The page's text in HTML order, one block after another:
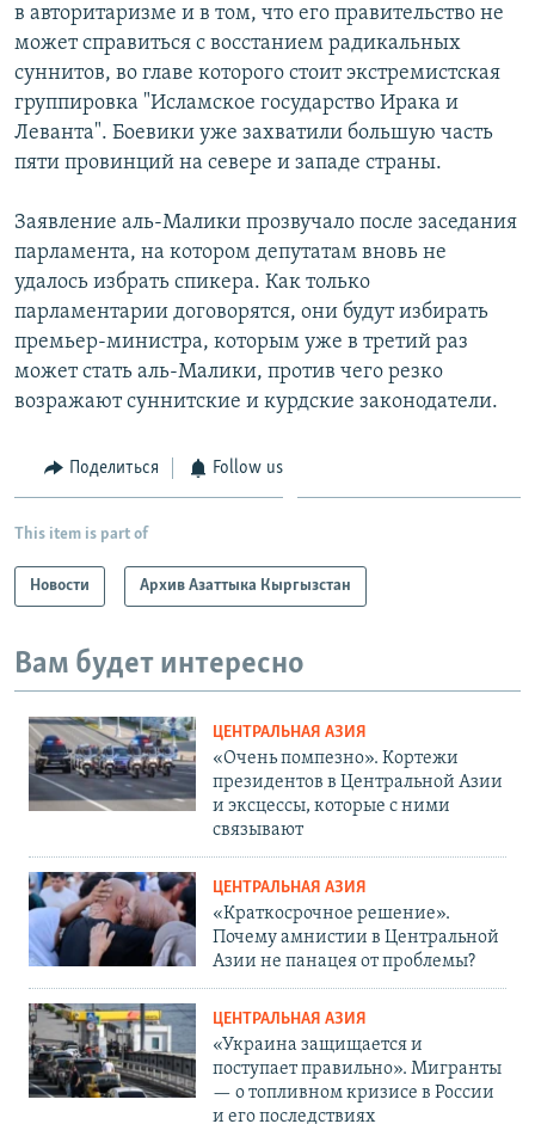
в авторитаризме и в том, что его правительство не
может справиться с восстанием радикальных
суннитов, во главе которого стоит экстремистская
группировка "Исламское государство Ирака и
Леванта". Боевики уже захватили большую часть
пяти провинций на севере и западе страны.
Заявление аль-Малики прозвучало после заседания
парламента, на котором депутатам вновь не
удалось избрать спикера. Как только
парламентарии договорятся, они будут избирать
премьер-министра, которым уже в третий раз
может стать аль-Малики, против чего резко
возражают суннитские и курдские законодатели.
Поделиться Follow us
This item is part of
Новости Архив Азаттыка Кыргызстан
Вам будет интересно
ЦЕНТРАЛЬНАЯ АЗИЯ
«Очень помпезно». Кортежи
президентов в Центральной Азии
и эксцессы, которые с ними
связывают
ЦЕНТРАЛЬНАЯ АЗИЯ
«Краткосрочное решение».
Почему амнистии в Центральной
Азии не панацея от проблемы?
ЦЕНТРАЛЬНАЯ АЗИЯ
«Украина защищается и
поступает правильно». Мигранты
— о топливном кризисе в России
и его последствиях